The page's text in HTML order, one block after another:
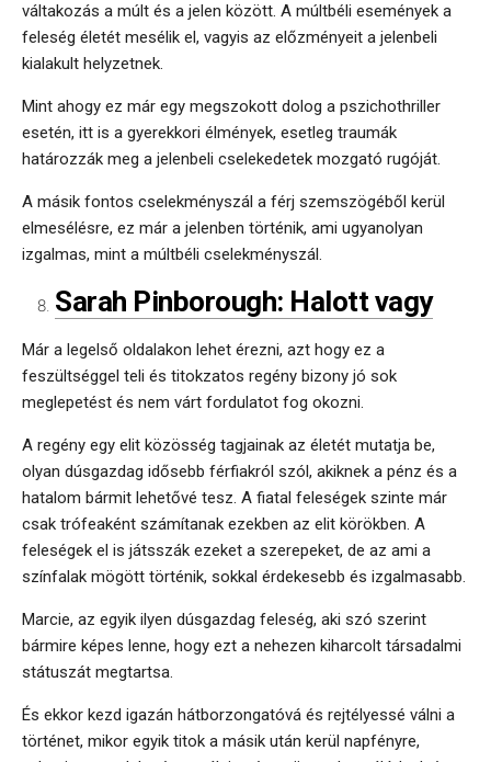
váltakozás a múlt és a jelen között. A múltbéli események a
feleség életét mesélik el, vagyis az előzményeit a jelenbeli
kialakult helyzetnek.
Mint ahogy ez már egy megszokott dolog a pszichothriller
esetén, itt is a gyerekkori élmények, esetleg traumák
határozzák meg a jelenbeli cselekedetek mozgató rugóját.
A másik fontos cselekményszál a férj szemszögéből kerül
elmesélésre, ez már a jelenben történik, ami ugyanolyan
izgalmas, mint a múltbéli cselekményszál.
Sarah Pinborough: Halott vagy
Már a legelső oldalakon lehet érezni, azt hogy ez a
feszültséggel teli és titokzatos regény bizony jó sok
meglepetést és nem várt fordulatot fog okozni.
A regény egy elit közösség tagjainak az életét mutatja be,
olyan dúsgazdag idősebb férfiakról szól, akiknek a pénz és a
hatalom bármit lehetővé tesz. A fiatal feleségek szinte már
csak trófeaként számítanak ezekben az elit körökben. A
feleségek el is játsszák ezeket a szerepeket, de az ami a
színfalak mögött történik, sokkal érdekesebb és izgalmasabb.
Marcie, az egyik ilyen dúsgazdag feleség, aki szó szerint
bármire képes lenne, hogy ezt a nehezen kiharcolt társadalmi
státuszát megtartsa.
És ekkor kezd igazán hátborzongatóvá és rejtélyessé válni a
történet, mikor egyik titok a másik után kerül napfényre,